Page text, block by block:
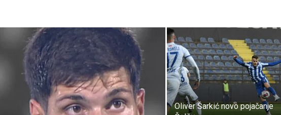
Oliver Šarkić novo pojačanje